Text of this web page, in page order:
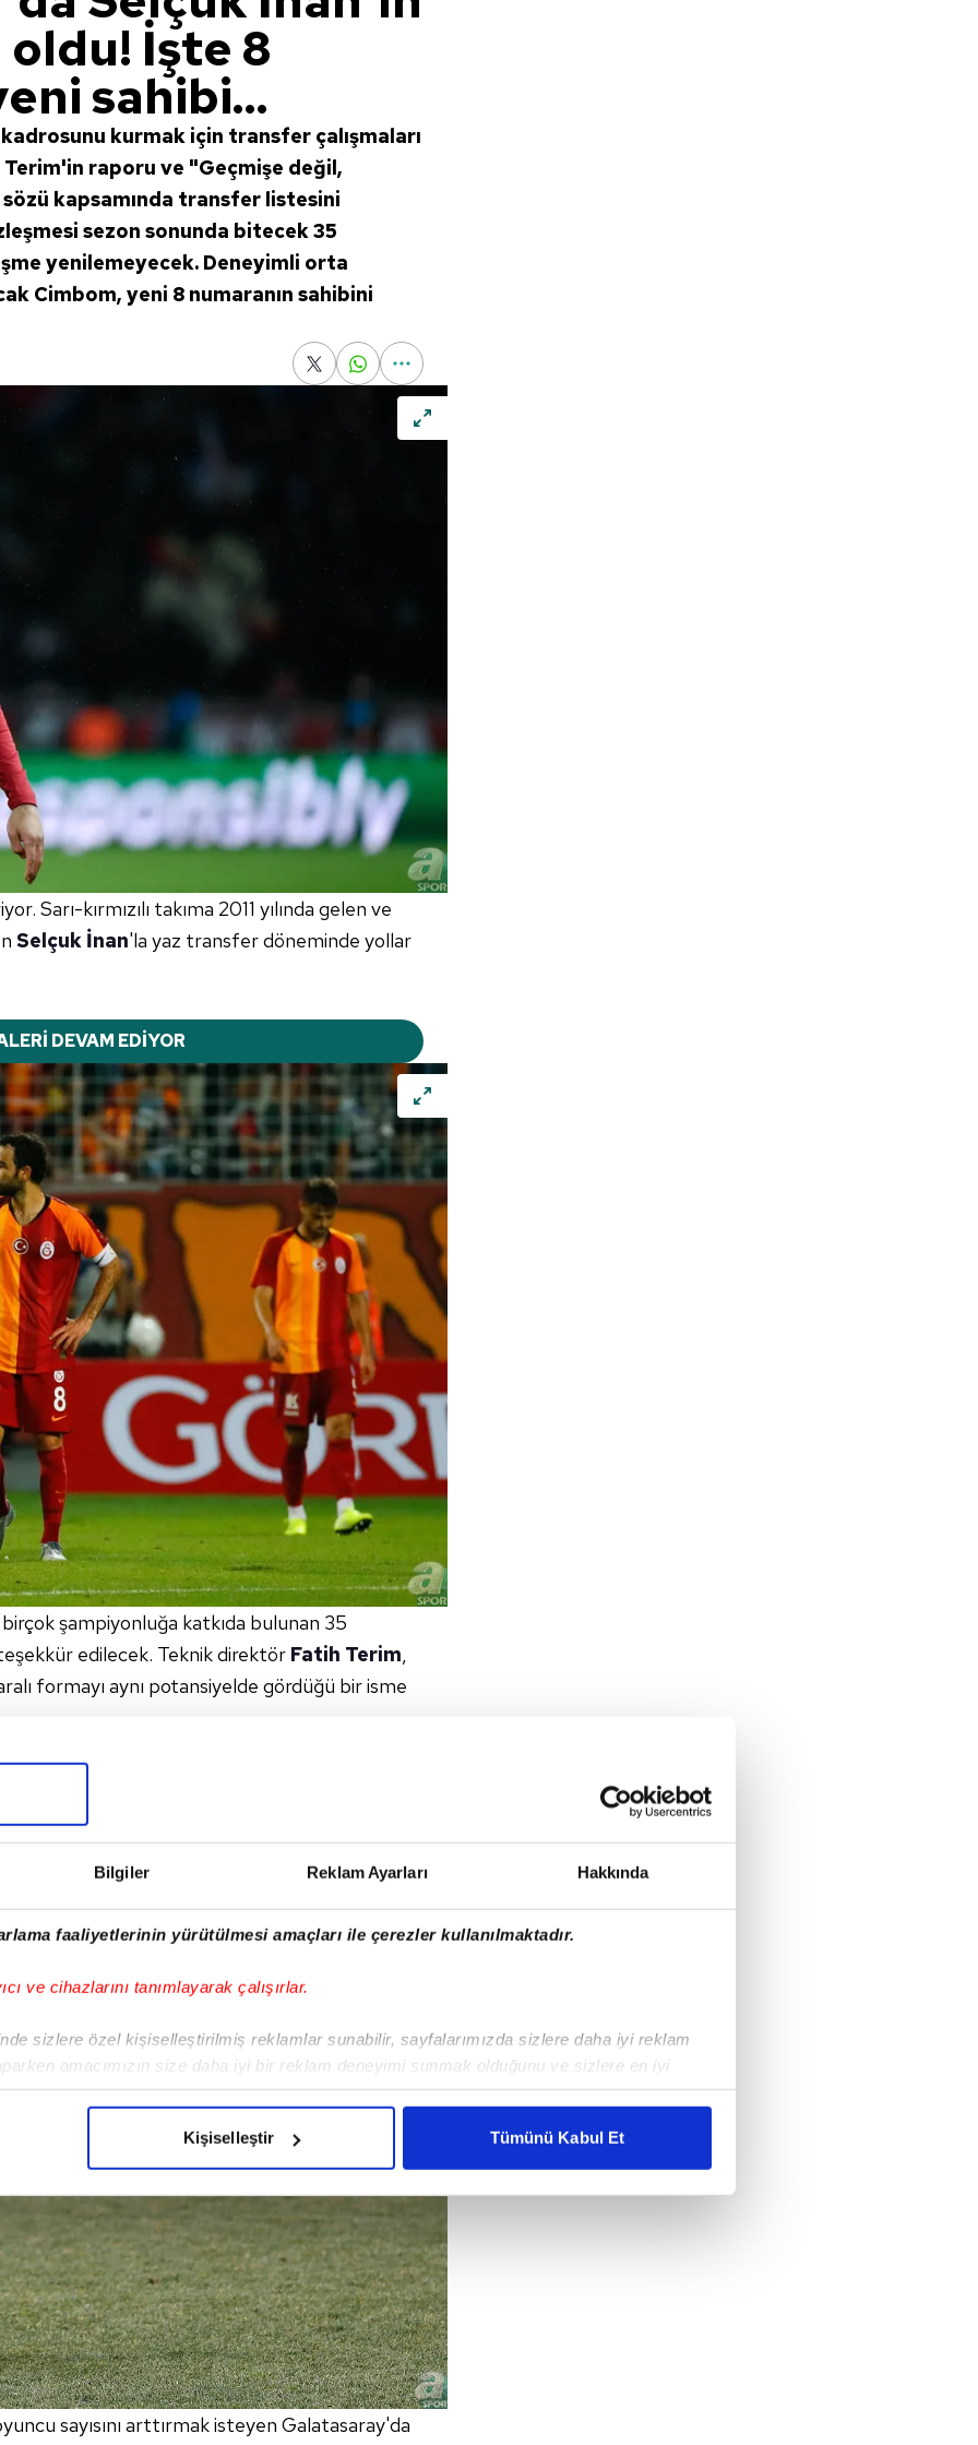
Bilgiler Reklam Ayarları Hakkında
faaliyetlerinin yürütülmesi amaçları ile çerezler kullanılmaktadır.
ve cihazlarını tanımlayarak çalışırlar.
sizlere özel kişiselleştirilmiş reklamlar sunabilir, sayfalarımızda sizlere daha iyi reklam
amacımızın size daha iyi bir reklam deneyimi sunmak olduğunu ve sizlere en iyi
gelen çabayı gösterdiğimizi ve bu noktada, reklamların maliyetlerimizi karşılamak
izin vermedikleri takdirde, kullanıcılara hedefli reklamlar gösterilmeyecektir."
için İnternet Sitemizde kendimize ve üçüncü kişilere ait çerezler kullanılmaktadır. Bu
verileriniz işlenmekte olup gerekli olan çerezler bilgi toplumu hizmetlerinin sunulması
çerezler, sitemizin daha işlevsel kılınması ve kişiselleştirilmesi ve sizlere yönelik
amaçlarıyla sınırlı olarak açık rızanız dahilinde kullanılacaktır.
yer alan panel vasıtasıyla belirleyebilirsiniz. Çerezlere ilişkin detaylı bilgi için Ayarlar
Metnimiziziyaret edebilirsiniz.
Kanunu uyarınca hazırlanmış Aydınlatma Metnimizi okumak ve sitemizde ilgili
Kişiselleştir Tümünü Kabul Et
İşte 8
sahibi...
kurmak için transfer çalışmaları
raporu ve "Geçmişe değil,
kapsamında transfer listesini
sezon sonunda bitecek 35
yenilemeyecek. Deneyimli orta
Cimbom, yeni 8 numaranın sahibini
Sarı-kırmızılı takıma 2011 yılında gelen ve
Selçuk İnan'la yaz transfer döneminde yollar
DEVAM EDİYOR
şampiyonluğa katkıda bulunan 35
edilecek. Teknik direktör Fatih Terim,
formayı aynı potansiyelde gördüğü bir isme
sayısını arttırmak isteyen Galatasaray'da